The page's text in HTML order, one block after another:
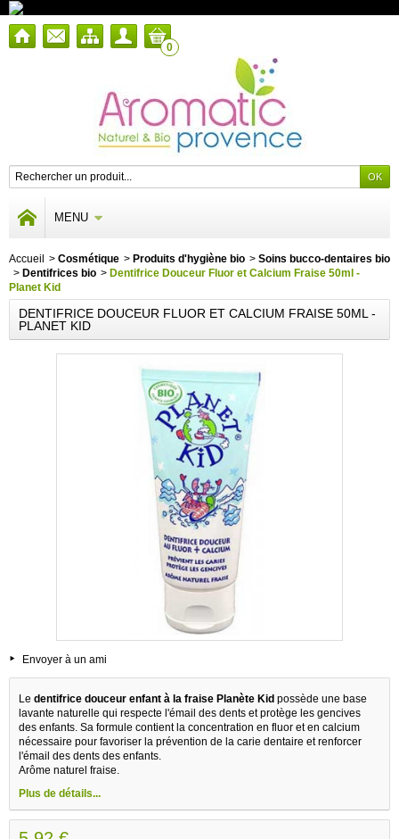
0
MENU
Accueil > Cosmétique > Produits d'hygiène bio > Soins bucco-dentaires bio
> Dentifrices bio > Dentifrice Douceur Fluor et Calcium Fraise 50ml -
Planet Kid
DENTIFRICE DOUCEUR FLUOR ET CALCIUM FRAISE 50ML -
PLANET KID
Envoyer à un ami
Le dentifrice douceur enfant à la fraise Planète Kid possède une base
lavante naturelle qui respecte l'émail des dents et protège les gencives
des enfants. Sa formule contient la concentration en fluor et en calcium
nécessaire pour favoriser la prévention de la carie dentaire et renforcer
l'émail des dents des enfants.
Arôme naturel fraise.
Plus de détails...